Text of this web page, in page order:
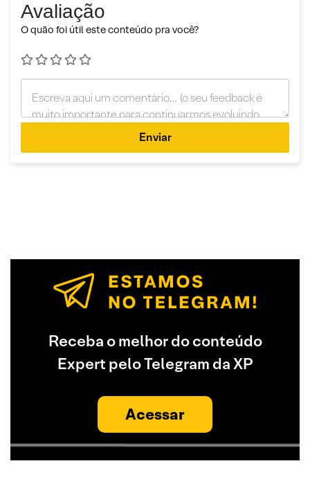
Avaliação
O quão foi útil este conteúdo pra você?
Enviar
Receba o melhor do conteúdo
Expert pelo Telegram da XP
Acessar